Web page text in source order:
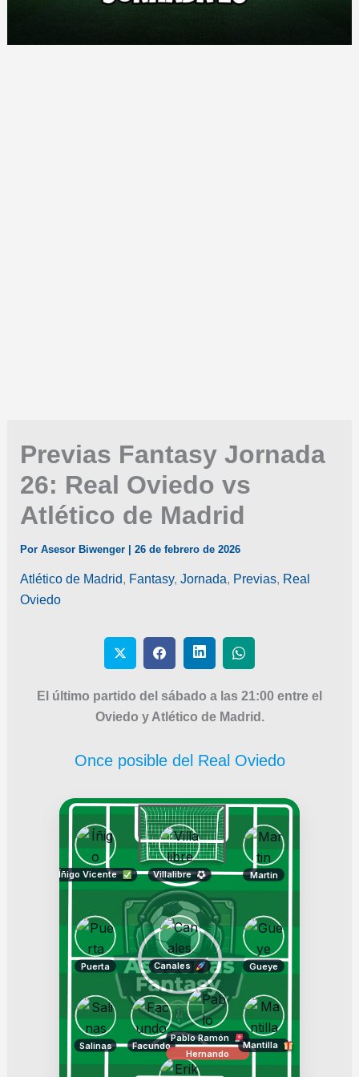
Previas Fantasy Jornada
26: Real Oviedo vs
Atlético de Madrid
Por Asesor Biwenger 26 de febrero de 2026
Atlético de Madrid, Fantasy, Jornada, Previas, Real
Oviedo
El último partido del sábado a las 21:00 entre el
Oviedo y Atlético de Madrid.
Once posible del Real Oviedo
Salinas Facundo
Pablo Ramón
Hernando
Mantilla
Puerta Canales Gueye
Íñigo Vicente Villalibre Martin